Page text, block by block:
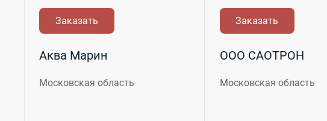
Заказать
Аква Марин
Московская область
Заказать
ООО САОТРОН
Московская область